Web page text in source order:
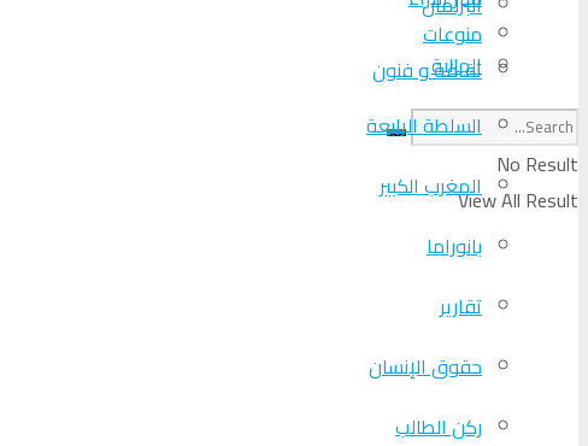
منوعات
ثقافة و فنون
No Result
View All Result
الجالية
السلطة الرابعة
المغرب الكبير
بانوراما
تقارير
حقوق الإنسان
ركن الطالب